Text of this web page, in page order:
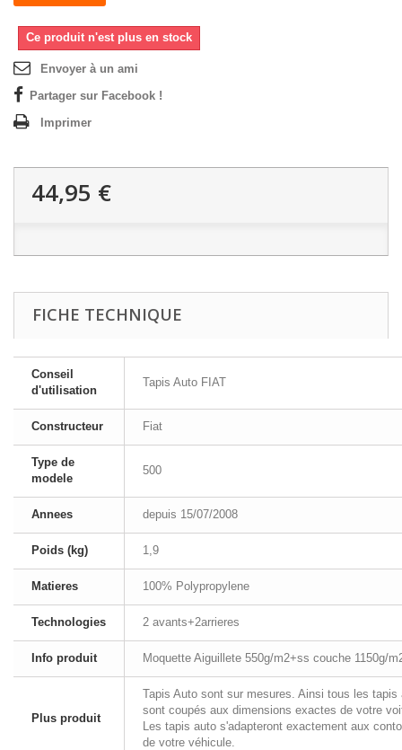
Ce produit n'est plus en stock
Envoyer à un ami
Partager sur Facebook !
Imprimer
44,95 €
FICHE TECHNIQUE
Conseil
d'utilisation
Tapis Auto FIAT
Constructeur Fiat
Type de
modele
500
Annees depuis 15/07/2008
Poids (kg) 1,9
Matieres 100% Polypropylene
Technologies 2 avants+2arrieres
Info produit Moquette Aiguillete 550g/m2+ss couche 1150g/
Plus produit
Tapis Auto sont sur mesures. Ainsi tous les tapis
sont coupés aux dimensions exactes de votre
Les tapis auto s'adapteront exactement aux
de votre véhicule.